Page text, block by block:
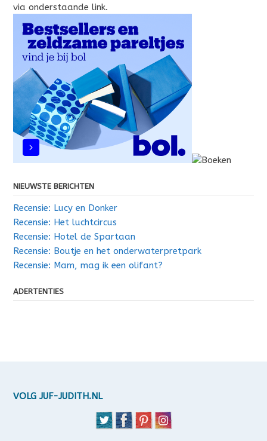
via onderstaande link.
NIEUWSTE BERICHTEN
Recensie: Lucy en Donker
Recensie: Het luchtcircus
Recensie: Hotel de Spartaan
Recensie: Boutje en het onderwaterpretpark
Recensie: Mam, mag ik een olifant?
ADERTENTIES
VOLG JUF-JUDITH.NL